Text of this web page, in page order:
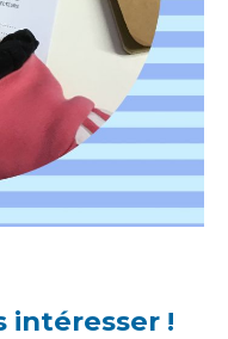
intéresser !